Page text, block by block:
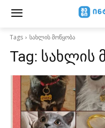
Tags სახლის მოწყობა
Tag: სახლის